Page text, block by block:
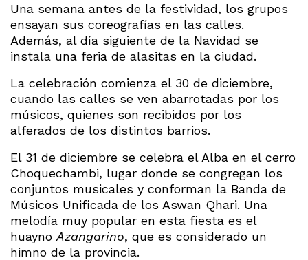
Una semana antes de la festividad, los grupos
ensayan sus coreografías en las calles.
Además, al día siguiente de la Navidad se
instala una feria de alasitas en la ciudad.
La celebración comienza el 30 de diciembre,
cuando las calles se ven abarrotadas por los
músicos, quienes son recibidos por los
alferados de los distintos barrios.
El 31 de diciembre se celebra el Alba en el cerro
Choquechambi, lugar donde se congregan los
conjuntos musicales y conforman la Banda de
Músicos Unificada de los Aswan Qhari. Una
melodía muy popular en esta fiesta es el
huayno Azangarino, que es considerado un
himno de la provincia.